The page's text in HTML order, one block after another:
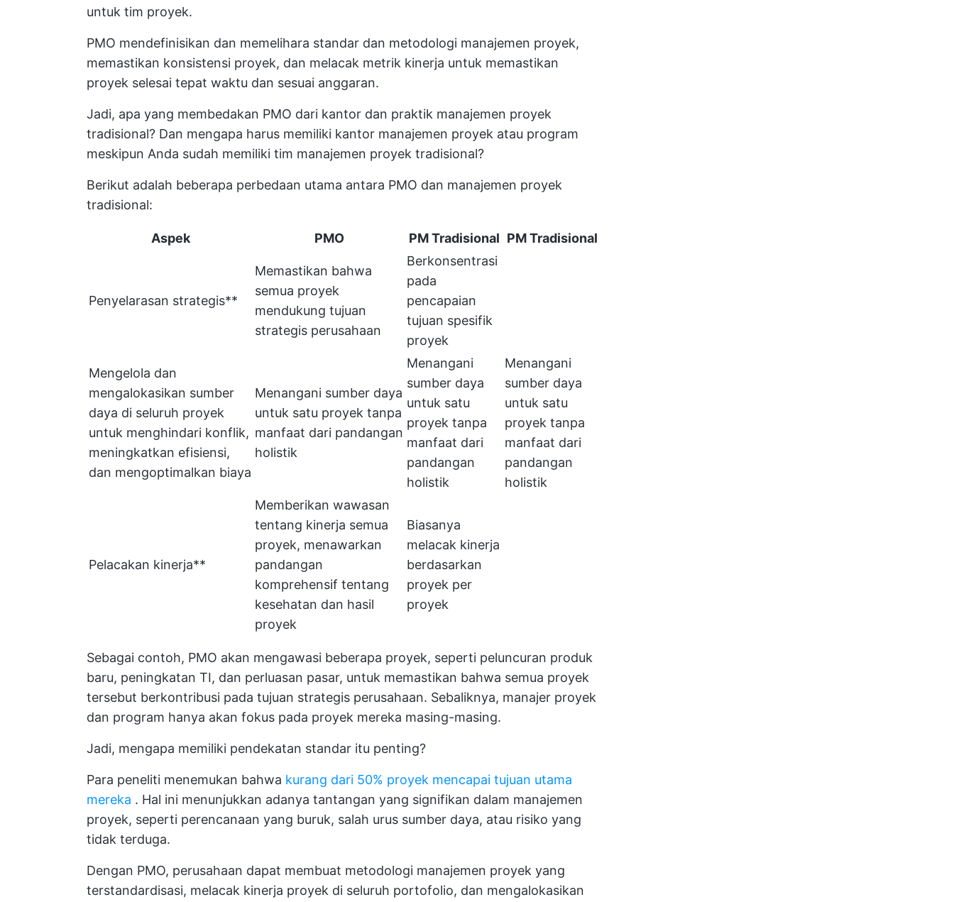
untuk tim proyek.
PMO mendefinisikan dan memelihara standar dan metodologi manajemen proyek,
memastikan konsistensi proyek, dan melacak metrik kinerja untuk memastikan
proyek selesai tepat waktu dan sesuai anggaran.
Jadi, apa yang membedakan PMO dari kantor dan praktik manajemen proyek
tradisional? Dan mengapa harus memiliki kantor manajemen proyek atau program
meskipun Anda sudah memiliki tim manajemen proyek tradisional?
Berikut adalah beberapa perbedaan utama antara PMO dan manajemen proyek
tradisional:
Aspek PMO PM Tradisional PM Tradisional
Penyelarasan strategis**
Memastikan bahwa
semua proyek
mendukung tujuan
strategis perusahaan
Berkonsentrasi
pada
pencapaian
tujuan spesifik
proyek
Mengelola dan
mengalokasikan sumber
daya di seluruh proyek
untuk menghindari konflik,
meningkatkan efisiensi,
dan mengoptimalkan biaya
Menangani sumber daya
untuk satu proyek tanpa
manfaat dari pandangan
holistik
Menangani
sumber daya
untuk satu
proyek tanpa
manfaat dari
pandangan
holistik
Menangani
sumber daya
untuk satu
proyek tanpa
manfaat dari
pandangan
holistik
Pelacakan kinerja**
Memberikan wawasan
tentang kinerja semua
proyek, menawarkan
pandangan
komprehensif tentang
kesehatan dan hasil
proyek
Biasanya
melacak kinerja
berdasarkan
proyek per
proyek
Sebagai contoh, PMO akan mengawasi beberapa proyek, seperti peluncuran produk
baru, peningkatan TI, dan perluasan pasar, untuk memastikan bahwa semua proyek
tersebut berkontribusi pada tujuan strategis perusahaan. Sebaliknya, manajer proyek
dan program hanya akan fokus pada proyek mereka masing-masing.
Jadi, mengapa memiliki pendekatan standar itu penting?
Para peneliti menemukan bahwa kurang dari 50% proyek mencapai tujuan utama
mereka . Hal ini menunjukkan adanya tantangan yang signifikan dalam manajemen
proyek, seperti perencanaan yang buruk, salah urus sumber daya, atau risiko yang
tidak terduga.
Dengan PMO, perusahaan dapat membuat metodologi manajemen proyek yang
terstandardisasi, melacak kinerja proyek di seluruh portofolio, dan mengalokasikan